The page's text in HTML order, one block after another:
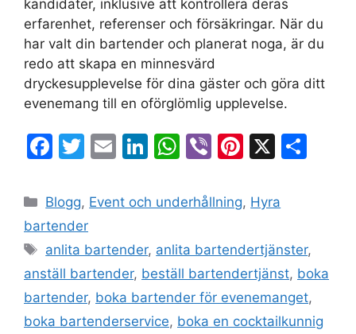
kandidater, inklusive att kontrollera deras
erfarenhet, referenser och försäkringar. När du
har valt din bartender och planerat noga, är du
redo att skapa en minnesvärd
dryckesupplevelse för dina gäster och göra ditt
evenemang till en oförglömlig upplevelse.
F
c
e
b
o
o
k
T
itt
er
E
ai
Li
k
dI
n
W
at
A
p
p
Vi
er
Pi
er
st
X
Blogg, Event och underhållning, Hyra
bartender
anlita bartender, anlita bartendertjänster,
anställ bartender, beställ bartendertjänst, boka
bartender, boka bartender för evenemanget,
boka bartenderservice, boka en cocktailkunnig